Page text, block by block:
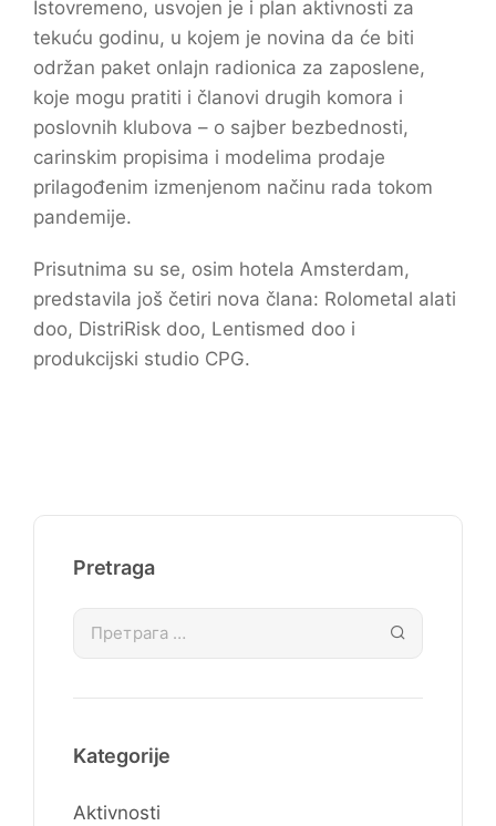
Istovremeno, usvojen je i plan aktivnosti za
tekuću godinu, u kojem je novina da će biti
održan paket onlajn radionica za zaposlene,
koje mogu pratiti i članovi drugih komora i
poslovnih klubova – o sajber bezbednosti,
carinskim propisima i modelima prodaje
prilagođenim izmenjenom načinu rada tokom
pandemije.
Prisutnima su se, osim hotela Amsterdam,
predstavila još četiri nova člana: Rolometal alati
doo, DistriRisk doo, Lentismed doo i
produkcijski studio CPG.
Pretraga
Kategorije
Aktivnosti